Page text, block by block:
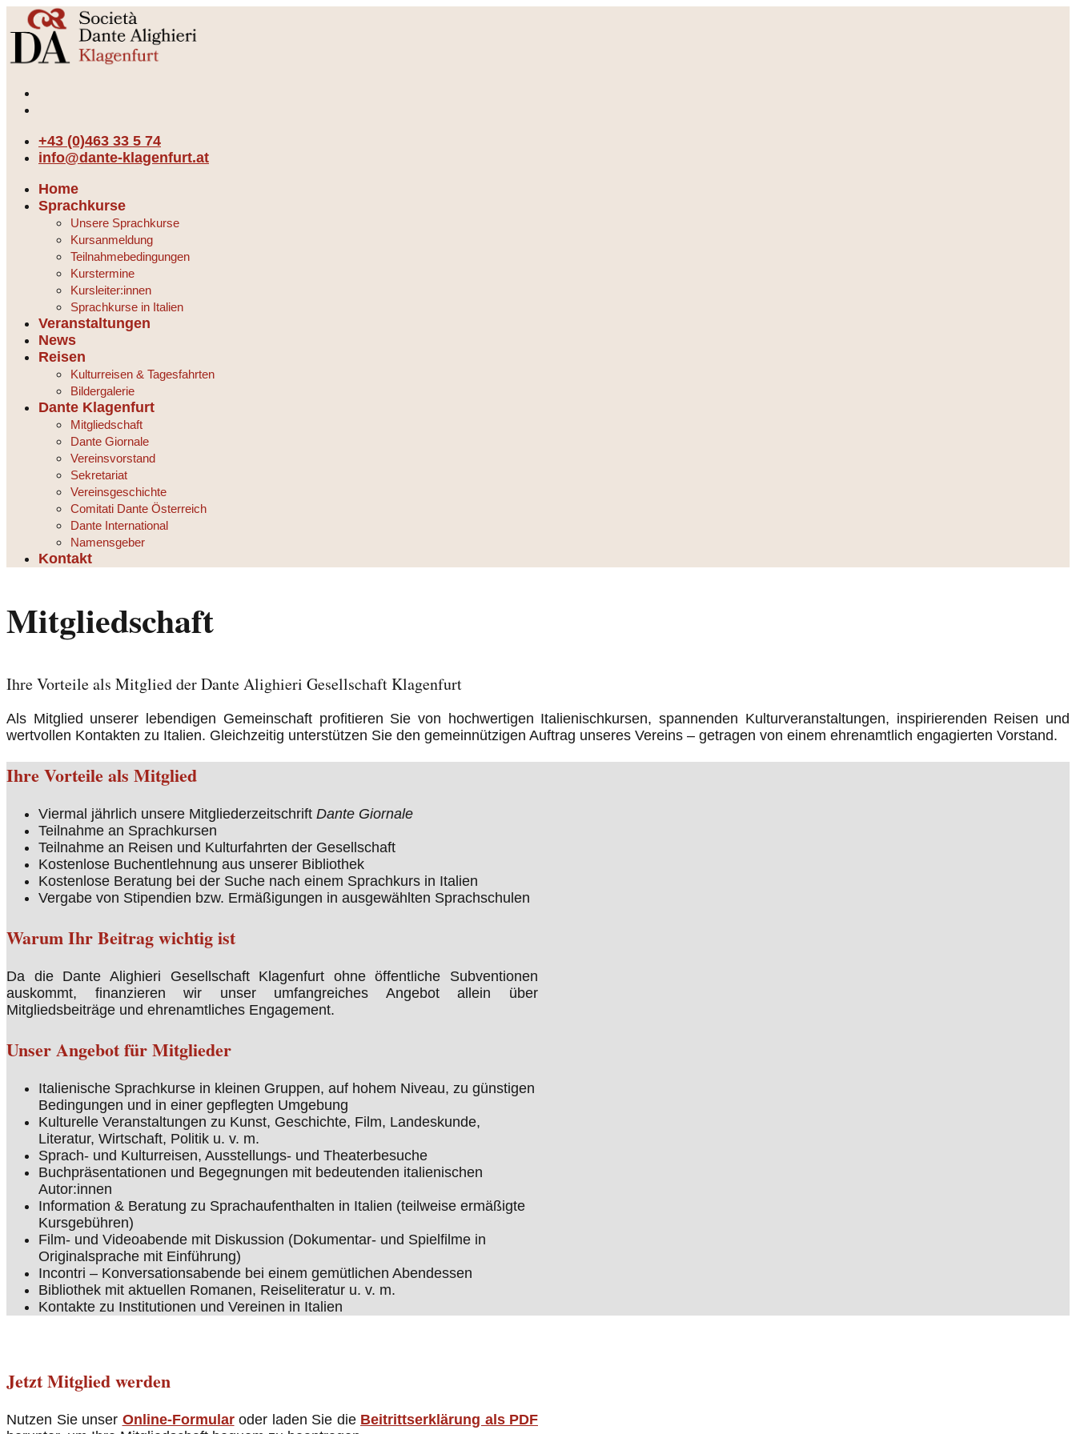
+43 (0)463 33 5 74
info@dante-klagenfurt.at
Home
Sprachkurse
Unsere Sprachkurse
Kursanmeldung
Teilnahmebedingungen
Kurstermine
Kursleiter:innen
Sprachkurse in Italien
Veranstaltungen
News
Reisen
Kulturreisen & Tagesfahrten
Bildergalerie
Dante Klagenfurt
Mitgliedschaft
Dante Giornale
Vereinsvorstand
Sekretariat
Vereinsgeschichte
Comitati Dante Österreich
Dante International
Namensgeber
Kontakt
Mitgliedschaft
Ihre Vorteile als Mitglied der Dante Alighieri Gesellschaft Klagenfurt
Als Mitglied unserer lebendigen Gemeinschaft profitieren Sie von hochwertigen Italienischkursen, spannenden Kulturveranstaltungen, inspirierenden Reisen und
wertvollen Kontakten zu Italien. Gleichzeitig unterstützen Sie den gemeinnützigen Auftrag unseres Vereins – getragen von einem ehrenamtlich engagierten Vorstand.
Ihre Vorteile als Mitglied
Viermal jährlich unsere Mitgliederzeitschrift Dante Giornale
Teilnahme an Sprachkursen
Teilnahme an Reisen und Kulturfahrten der Gesellschaft
Kostenlose Buchentlehnung aus unserer Bibliothek
Kostenlose Beratung bei der Suche nach einem Sprachkurs in Italien
Vergabe von Stipendien bzw. Ermäßigungen in ausgewählten Sprachschulen
Warum Ihr Beitrag wichtig ist
Da die Dante Alighieri Gesellschaft Klagenfurt ohne öffentliche Subventionen
auskommt, finanzieren wir unser umfangreiches Angebot allein über
Mitgliedsbeiträge und ehrenamtliches Engagement.
Unser Angebot für Mitglieder
Italienische Sprachkurse in kleinen Gruppen, auf hohem Niveau, zu günstigen
Bedingungen und in einer gepflegten Umgebung
Kulturelle Veranstaltungen zu Kunst, Geschichte, Film, Landeskunde,
Literatur, Wirtschaft, Politik u. v. m.
Sprach- und Kulturreisen, Ausstellungs- und Theaterbesuche
Buchpräsentationen und Begegnungen mit bedeutenden italienischen
Autor:innen
Information & Beratung zu Sprachaufenthalten in Italien (teilweise ermäßigte
Kursgebühren)
Film- und Videoabende mit Diskussion (Dokumentar- und Spielfilme in
Originalsprache mit Einführung)
Incontri – Konversationsabende bei einem gemütlichen Abendessen
Bibliothek mit aktuellen Romanen, Reiseliteratur u. v. m.
Kontakte zu Institutionen und Vereinen in Italien
Jetzt Mitglied werden
Nutzen Sie unser Online-Formularoder laden Sie die Beitrittserklärung als PDF